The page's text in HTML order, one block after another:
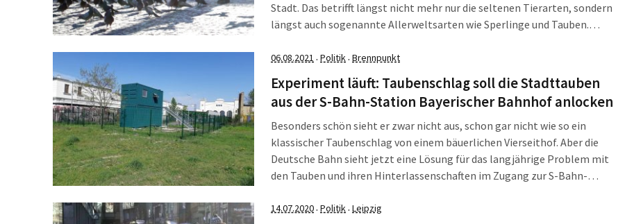
Stadt. Das betrifft längst nicht mehr nur die seltenen Tierarten, sondern
längst auch sogenannte Allerweltsarten wie Sperlinge und Tauben.
06.08.2021 · Politik· Brennpunkt
Experiment läuft: Taubenschlag soll die Stadttauben
aus der S-Bahn-Station Bayerischer Bahnhof anlocken
Besonders schön sieht er zwar nicht aus, schon gar nicht wie so ein
klassischer Taubenschlag von einem bäuerlichen Vierseithof. Aber die
Deutsche Bahn sieht jetzt eine Lösung für das langjährige Problem mit
den Tauben und ihren Hinterlassenschaften im Zugang zur S-Bahn-
Bayerischen Platz zur Alternative werden soll.
14.07.2020· Politik· Leipzig